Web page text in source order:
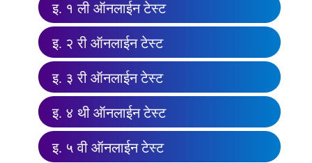
इ. १ ली ऑनलाईन टेस्ट
इ. २ री ऑनलाईन टेस्ट
इ. ३ री ऑनलाईन टेस्ट
इ. ४ थी ऑनलाईन टेस्ट
इ. ५ वी ऑनलाईन टेस्ट